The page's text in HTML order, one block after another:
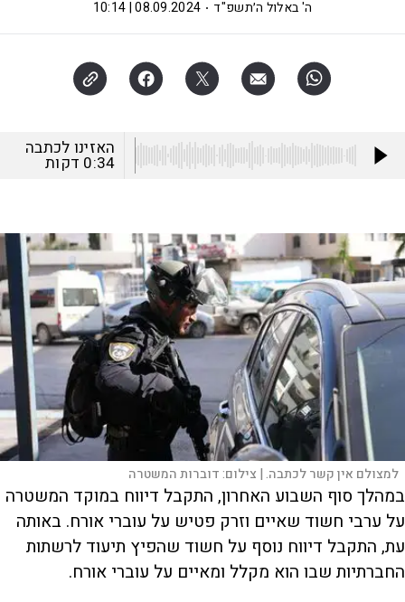
ה' באלול ה׳תשפ"ד
08.09.2024 | 10:14
האזינו לכתבה
0:34 דקות
למצולם אין קשר לכתבה. | צילום:דוברות המשטרה
במהלך סוף השבוע האחרון, התקבל דיווח במוקד המשטרה
על ערבי חשוד שאיים וזרק פטיש על עוברי אורח. באותה
עת, התקבל דיווח נוסף על חשוד שהפיץ תיעוד לרשתות
החברתיות שבו הוא מקלל ומאיים על עוברי אורח.